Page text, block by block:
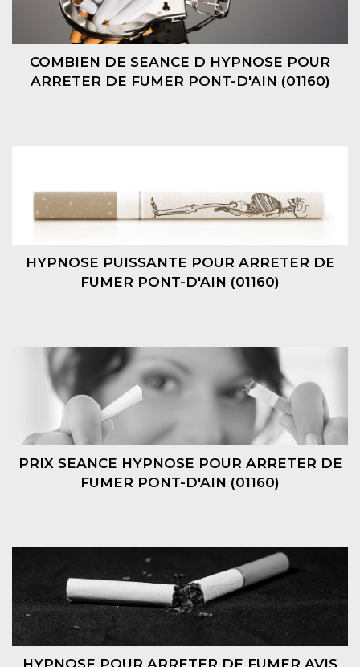
COMBIEN DE SEANCE D HYPNOSE POUR
ARRETER DE FUMER PONT-D'AIN (01160)
HYPNOSE PUISSANTE POUR ARRETER DE
FUMER PONT-D'AIN (01160)
PRIX SEANCE HYPNOSE POUR ARRETER DE
FUMER PONT-D'AIN (01160)